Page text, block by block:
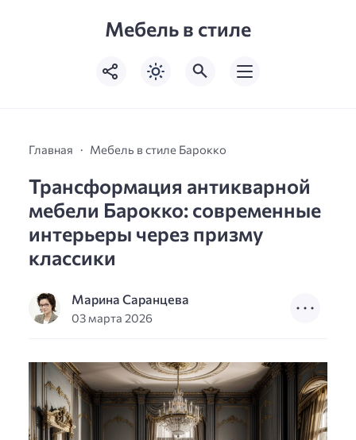
Мебель в стиле
Главная Мебель в стиле Барокко
Трансформация антикварной
мебели Барокко: современные
интерьеры через призму
классики
Марина Саранцева
03 марта 2026